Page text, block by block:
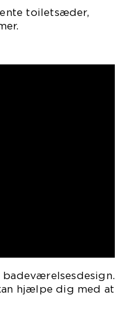
toiletsæder,
hjælpe dig med at